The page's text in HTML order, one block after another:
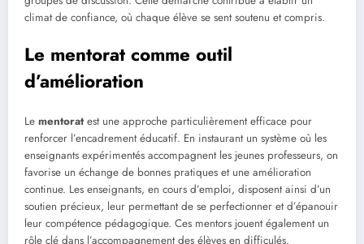
climat de confiance, où chaque élève se sent soutenu et compris.
Le mentorat comme outil
d’amélioration
Le mentoratest une approche particulièrement efficace pour
renforcer l’encadrement éducatif. En instaurant un système où les
enseignants expérimentés accompagnent les jeunes professeurs, on
favorise un échange de bonnes pratiques et une amélioration
continue. Les enseignants, en cours d’emploi, disposent ainsi d’un
soutien précieux, leur permettant de se perfectionner et d’épanouir
leur compétence pédagogique. Ces mentors jouent également un
rôle clé dans l’accompagnement des élèves en difficulés.